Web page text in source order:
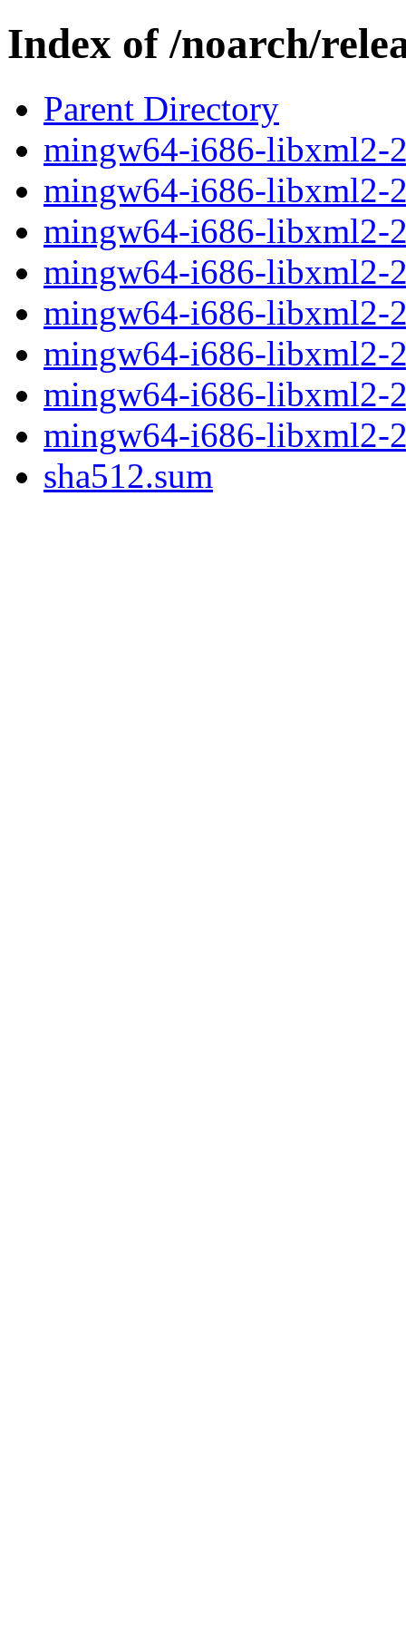
Index of /noarch/
Parent Directory
mingw64-i686-libxml2-
mingw64-i686-libxml2-
mingw64-i686-libxml2-
mingw64-i686-libxml2-
mingw64-i686-libxml2-
mingw64-i686-libxml2-
mingw64-i686-libxml2-
mingw64-i686-libxml2-
sha512.sum